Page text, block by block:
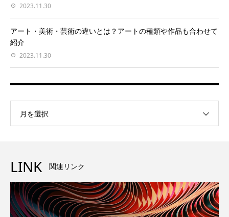
2023.11.30
アート・美術・芸術の違いとは？アートの種類や作品も合わせて
紹介
2023.11.30
月を選択
LINK 関連リンク